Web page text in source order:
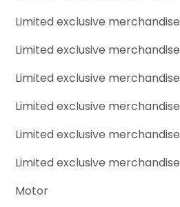
Limited exclusive merchandise
Limited exclusive merchandise
Limited exclusive merchandise
Limited exclusive merchandise
Limited exclusive merchandise
Limited exclusive merchandise
Motor